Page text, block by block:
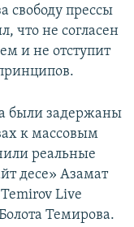
свободу прессы
что не согласен
и не отступит
были задержаны
к массовым
реальные
десе» Азамат
Live
Темирова.